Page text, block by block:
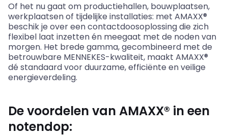
Of het nu gaat om productiehallen, bouwplaatsen,
werkplaatsen of tijdelijke installaties: met AMAXX®
beschik je over een contactdoosoplossing die zich
flexibel laat inzetten én meegaat met de noden van
morgen. Het brede gamma, gecombineerd met de
betrouwbare MENNEKES-kwaliteit, maakt AMAXX®
dé standaard voor duurzame, efficiënte en veilige
energieverdeling.
De voordelen van AMAXX® in een
notendop: